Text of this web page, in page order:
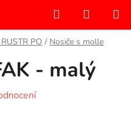
Hledat
KOŠÍK
PO / Nosiče s molle
- malý